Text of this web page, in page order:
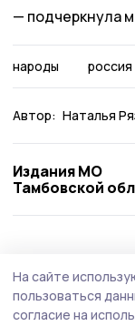
подчеркнула
народы россия
Автор: Наталья
Издания МО
Тамбовской
По проекту
программы
На сайте
пользоваться
согласие на